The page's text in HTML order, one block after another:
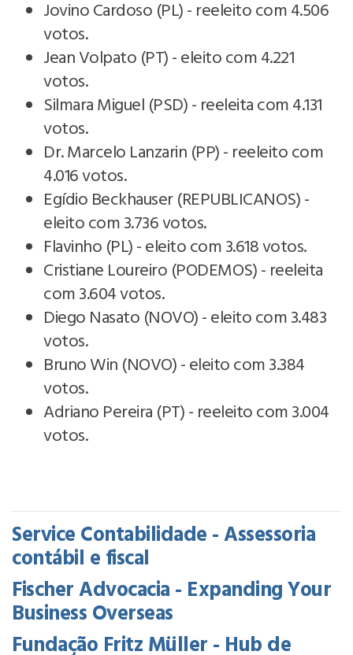
Jovino Cardoso (PL) - reeleito com 4.506
votos.
Jean Volpato (PT) - eleito com 4.221
votos.
Silmara Miguel (PSD) - reeleita com 4.131
votos.
Dr. Marcelo Lanzarin (PP) - reeleito com
4.016 votos.
Egídio Beckhauser (REPUBLICANOS) -
eleito com 3.736 votos.
Flavinho (PL) - eleito com 3.618 votos.
Cristiane Loureiro (PODEMOS) - reeleita
com 3.604 votos.
Diego Nasato (NOVO) - eleito com 3.483
votos.
Bruno Win (NOVO) - eleito com 3.384
votos.
Adriano Pereira (PT) - reeleito com 3.004
votos.
Service Contabilidade - Assessoria
contábil e fiscal
Fischer Advocacia - Expanding Your
Business Overseas
Fundação Fritz Müller - Hub de